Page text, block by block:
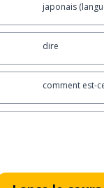
japonais
dire
comment est-